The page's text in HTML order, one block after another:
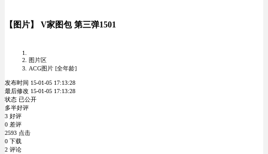
【图片】 V家图包 第三弹1501
图片区
ACG图片 [全年龄]
发布时间 15-01-05 17:13:28
最后修改 15-01-05 17:13:28
状态 已公开
多半好评
3 好评
0 差评
2593 点击
0 下载
2 评论